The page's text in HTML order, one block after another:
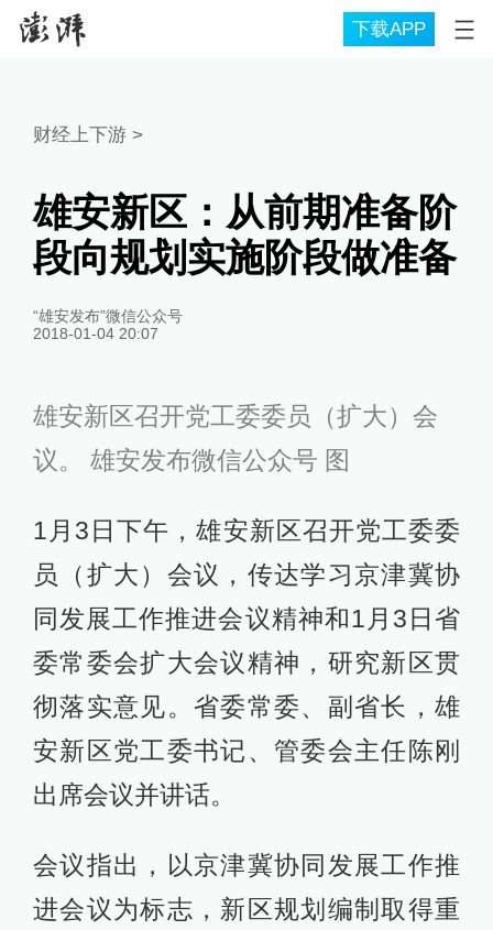
下载APP
财经上下游 >
雄安新区：从前期准备阶
段向规划实施阶段做准备
“雄安发布”微信公众号
2018-01-04 20:07
雄安新区召开党工委委员（扩大）会
议。 雄安发布微信公众号 图
1月3日下午，雄安新区召开党工委委
员（扩大）会议，传达学习京津冀协
同发展工作推进会议精神和1月3日省
委常委会扩大会议精神，研究新区贯
彻落实意见。省委常委、副省长，雄
安新区党工委书记、管委会主任陈刚
出席会议并讲话。
会议指出，以京津冀协同发展工作推
进会议为标志，新区规划编制取得重